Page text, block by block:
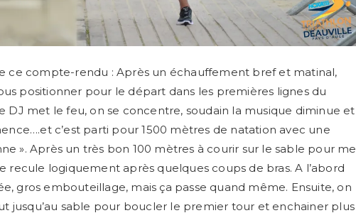
ce compte-rendu : Après un échauffement bref et matinal,
positionner pour le départ dans les premières lignes du
DJ met le feu, on se concentre, soudain la musique diminue et
c’est parti pour 1500 mètres de natation avec une
». Après un très bon 100 mètres à courir sur le sable pour me
recule logiquement après quelques coups de bras. A l’abord
gros embouteillage, mais ça passe quand même. Ensuite, on
jusqu’au sable pour boucler le premier tour et enchainer plus